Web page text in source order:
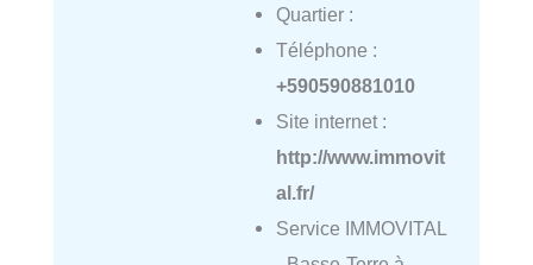
Quartier :
Téléphone :
+590590881010
Site internet :
http://www.immovit
al.fr/
Service IMMOVITAL